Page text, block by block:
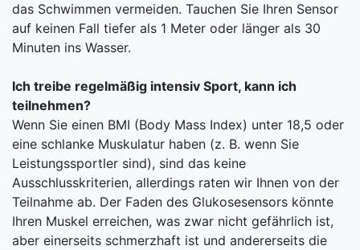
das Schwimmen vermeiden. Tauchen Sie Ihren Sensor
auf keinen Fall tiefer als 1 Meter oder länger als 30
Minuten ins Wasser.
Ich treibe regelmäßig intensiv Sport, kann ich
teilnehmen?
Wenn Sie einen BMI (Body Mass Index) unter 18,5 oder
eine schlanke Muskulatur haben (z. B. wenn Sie
Leistungssportler sind), sind das keine
Ausschlusskriterien, allerdings raten wir Ihnen von der
Teilnahme ab. Der Faden des Glukosesensors könnte
Ihren Muskel erreichen, was zwar nicht gefährlich ist,
aber einerseits schmerzhaft ist und andererseits die